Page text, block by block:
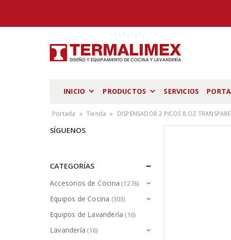
INICIO PRODUCTOS SERVICIOS
Portada » Tienda » DISPENSADOR 2 PICOS 8 OZ
SÍGUENOS
CATEGORÍAS
Accesorios de Cocina (1276)
Equipos de Cocina (303)
Equipos de Lavandería (16)
Lavandería (16)